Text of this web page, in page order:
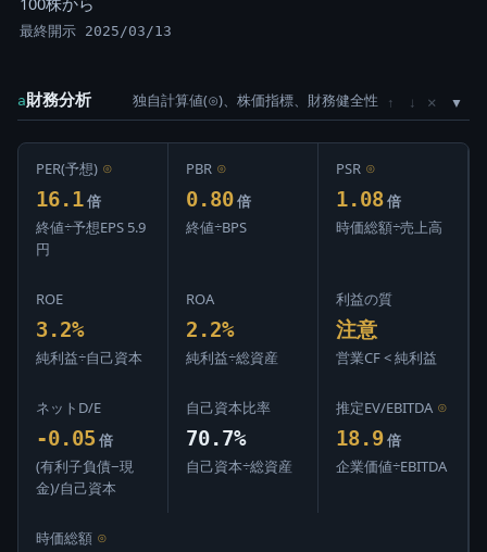
最終開示 2025/03/13
a財務分析 独自計算値(⊙)、株価指標、財務健全性 ↑ ↓ ×
PER(予想) ⊙
16.1 倍
終値÷予想EPS 5.9
円
PBR ⊙
0.80 倍
終値÷BPS
PSR ⊙
1.08 倍
時価総額÷売上高
ROE
3.2%
純利益÷自己資本
ROA
2.2%
純利益÷総資産
利益の質
注意
営業CF < 純利益
ネットD/E
-0.05 倍
(有利子負債−現
金)/自己資本
自己資本比率
70.7%
自己資本÷総資産
推定EV/EBITDA ⊙
18.9 倍
企業価値÷EBITDA
時価総額 ⊙